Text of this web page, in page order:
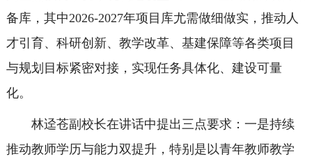
备库，其中2026-2027年项目库尤需做细做实，推动人
才引育、科研创新、教学改革、基建保障等各类项目
与规划目标紧密对接，实现任务具体化、建设可量
化。
林迳苍副校长在讲话中提出三点要求：一是持续
推动教师学历与能力双提升，特别是以青年教师教学